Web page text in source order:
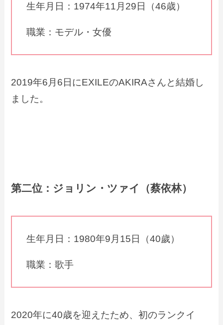
生年月日：1974年11月29日（46歳）
職業：モデル・女優
2019年6月6日にEXILEのAKIRAさんと結婚し
ました。
第二位：ジョリン・ツァイ（蔡依林）
生年月日：1980年9月15日 （40歲）
職業：歌手
2020年に40歳を迎えたため、初のランクイ